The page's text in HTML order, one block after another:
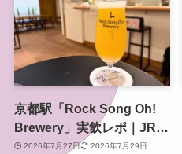
京都駅「Rock Song Oh!
Brewery」実飲レポ｜JR東
海グループ初の自社醸造ク
2026年7月27日 2026年7月29日